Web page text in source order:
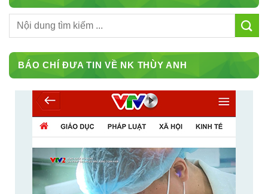
BÁO CHÍ ĐƯA TIN VỀ NK THÙY ANH